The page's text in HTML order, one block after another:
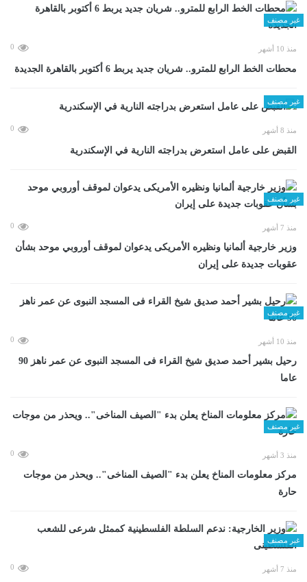
غير مصنف
منذ 10 أشهر 0
محطات الخط الرابع للمترو.. شريان جديد يربط 6 أكتوبر بالقاهرة الجديدة
غير مصنف
منذ 8 أشهر 0
القبض على عامل استعرض بدراجته النارية في الإسكندرية
غير مصنف
منذ 7 أشهر 0
وزير خارجية ألمانيا ونظيره الأمريكى يدعوان لموقف أوروبي موحد بشأن
عقوبات جديدة على إيران
غير مصنف
منذ 10 أشهر 0
رحيل بشير أحمد صديق شيخ القراء فى المسجد النبوى عن عمر ناهز 90
عاما
غير مصنف
منذ 3 أشهر 0
مركز معلومات المناخ يعلن بدء "الصيف المناخى".. ويحذر من موجات
حارة
غير مصنف
منذ 7 أشهر 0